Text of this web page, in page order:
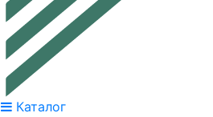
Каталог